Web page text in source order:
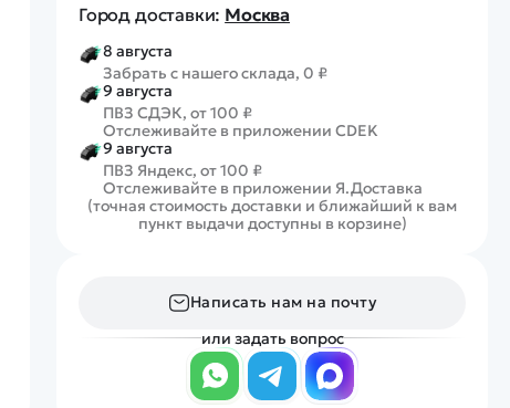
Город доставки: Москва
8 августа
Забрать с нашего склада, 0 ₽
9 августа
ПВЗ СДЭК, от 100 ₽
Отслеживайте в приложении CDEK
9 августа
ПВЗ Яндекс, от 100 ₽
Отслеживайте в приложении Я.Доставка
(точная стоимость доставки и ближайший к вам
пункт выдачи доступны в корзине)
Написать нам на почту
или задать вопрос